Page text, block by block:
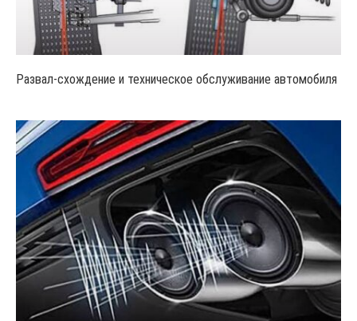
Развал-схождение и техническое обслуживание автомобиля